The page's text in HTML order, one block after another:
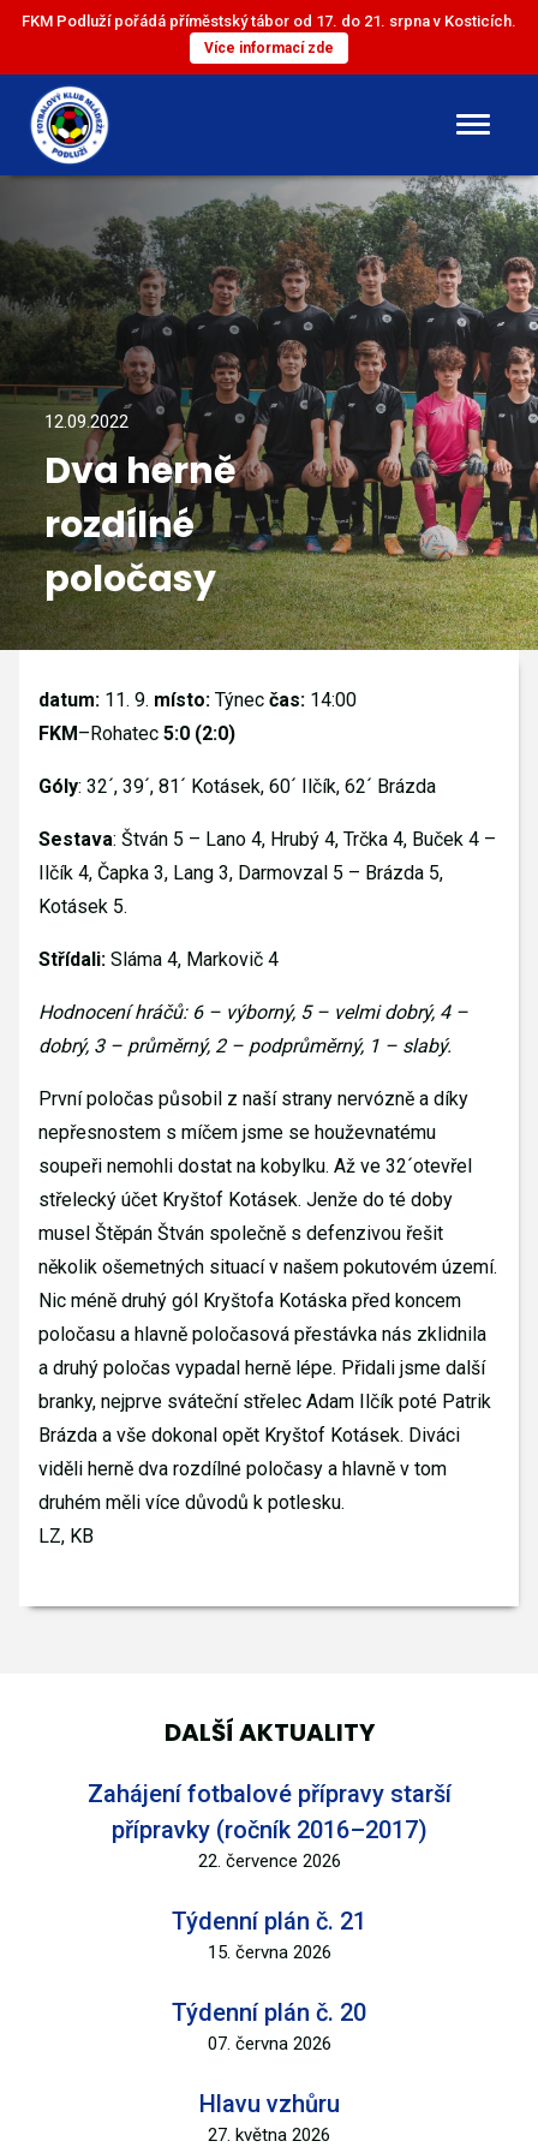
FKM Podluží pořádá příměstský tábor od 17. do 21. srpna v Kosticích.
Více informací zde
DOROST
ST. ŽÁCI
ML. ŽÁCI
ST. PŘÍPRAVKA
ML. PŘÍPRAVKA
MINI
GALERIE
12.09.2022
Dva herně
rozdílné
poločasy
datum: 11. 9. místo: Týnec čas: 14:00
FKM–Rohatec 5:0 (2:0)
Góly: 32´, 39´, 81´ Kotásek, 60´ Ilčík, 62´ Brázda
Sestava: Štván 5 – Lano 4, Hrubý 4, Trčka 4, Buček 4 –
Ilčík 4, Čapka 3, Lang 3, Darmovzal 5 – Brázda 5,
Kotásek 5.
Střídali: Sláma 4, Markovič 4
Hodnocení hráčů: 6 – výborný, 5 – velmi dobrý, 4 –
dobrý, 3 – průměrný, 2 – podprůměrný, 1 – slabý.
První poločas působil z naší strany nervózně a díky
nepřesnostem s míčem jsme se houževnatému
soupeři nemohli dostat na kobylku. Až ve 32´otevřel
střelecký účet Kryštof Kotásek. Jenže do té doby
musel Štěpán Štván společně s defenzivou řešit
několik ošemetných situací v našem pokutovém území.
Nic méně druhý gól Kryštofa Kotáska před koncem
poločasu a hlavně poločasová přestávka nás zklidnila
a druhý poločas vypadal herně lépe. Přidali jsme další
branky, nejprve sváteční střelec Adam Ilčík poté Patrik
Brázda a vše dokonal opět Kryštof Kotásek. Diváci
viděli herně dva rozdílné poločasy a hlavně v tom
druhém měli více důvodů k potlesku.
LZ, KB
DALŠÍ AKTUALITY
Zahájení fotbalové přípravy starší
přípravky (ročník 2016–2017)
22. července 2026
Týdenní plán č. 21
15. června 2026
Týdenní plán č. 20
07. června 2026
Hlavu vzhůru
27. května 2026